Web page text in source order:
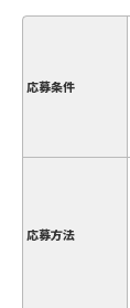
応募条件
応募方法